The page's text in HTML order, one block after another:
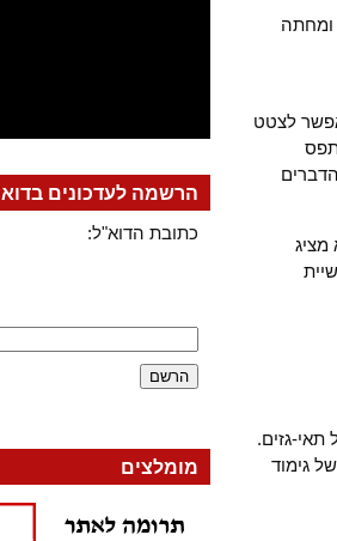
ומחתה
אפשר לצטט
מציג
גזים.
גימוד
הרשמה לעדכונים
כתובת הדוא"ל:
מומלצים